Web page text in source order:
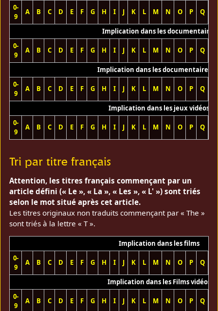
0-
9
A B C D E F G H I J K L M N O P Q
Implication dans les documentaires
0-
9
A B C D E F G H I J K L M N O P Q
Implication dans les documentaires
0-
9
A B C D E F G H I J K L M N O P Q
Implication dans les jeux vidéos
0-
9
A B C D E F G H I J K L M N O P Q
Tri par titre français
Attention, les titres français commençant par un
article défini (« Le », « La », « Les », « L' ») sont triés
selon le mot situé après cet article.
Les titres originaux non traduits commençant par « The »
sont triés à la lettre « T ».
Implication dans les films
0-
9
A B C D E F G H I J K L M N O P Q
Implication dans les Films vidéos
0-
9
A B C D E F G H I J K L M N O P Q